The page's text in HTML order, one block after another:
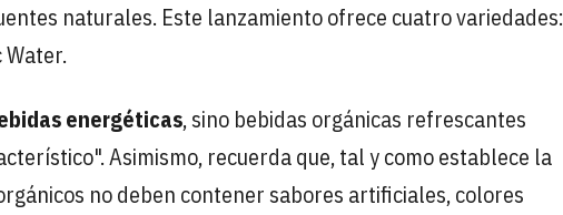
naturales. Este lanzamiento ofrece cuatro variedades:
energéticas, sino bebidas orgánicas refrescantes
Asimismo, recuerda que, tal y como establece la
no deben contener sabores artificiales, colores